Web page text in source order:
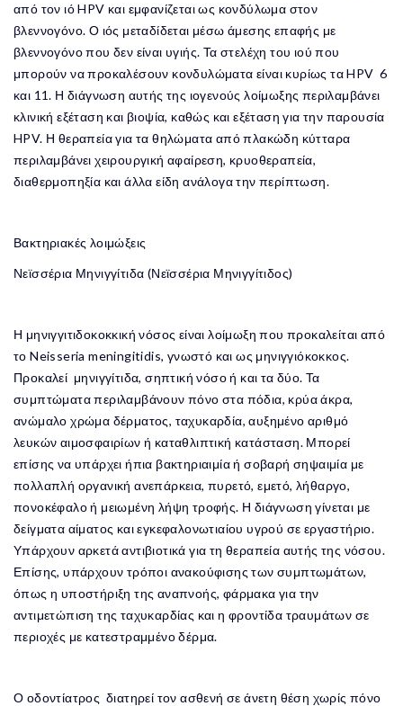
από τον ιό HPV και εμφανίζεται ως κονδύλωμα στον
βλεννογόνο. Ο ιός μεταδίδεται μέσω άμεσης επαφής με
βλεννογόνο που δεν είναι υγιής. Τα στελέχη του ιού που
μπορούν να προκαλέσουν κονδυλώματα είναι κυρίως τα HPV 6
και 11. Η διάγνωση αυτής της ιογενούς λοίμωξης περιλαμβάνει
κλινική εξέταση και βιοψία, καθώς και εξέταση για την παρουσία
HPV. Η θεραπεία για τα θηλώματα από πλακώδη κύτταρα
περιλαμβάνει χειρουργική αφαίρεση, κρυοθεραπεία,
διαθερμοπηξία και άλλα είδη ανάλογα την περίπτωση.
Βακτηριακές λοιμώξεις
Νεϊσσέρια Μηνιγγίτιδα (Νεϊσσέρια Μηνιγγίτιδος)
Η μηνιγγιτιδοκοκκική νόσος είναι λοίμωξη που προκαλείται από
το Neisseria meningitidis, γνωστό και ως μηνιγγιόκοκκος.
Προκαλεί μηνιγγίτιδα, σηπτική νόσο ή και τα δύο. Τα
συμπτώματα περιλαμβάνουν πόνο στα πόδια, κρύα άκρα,
ανώμαλο χρώμα δέρματος, ταχυκαρδία, αυξημένο αριθμό
λευκών αιμοσφαιρίων ή καταθλιπτική κατάσταση. Μπορεί
επίσης να υπάρχει ήπια βακτηριαιμία ή σοβαρή σηψαιμία με
πολλαπλή οργανική ανεπάρκεια, πυρετό, εμετό, λήθαργο,
πονοκέφαλο ή μειωμένη λήψη τροφής. Η διάγνωση γίνεται με
δείγματα αίματος και εγκεφαλονωτιαίου υγρού σε εργαστήριο.
Υπάρχουν αρκετά αντιβιοτικά για τη θεραπεία αυτής της νόσου.
Επίσης, υπάρχουν τρόποι ανακούφισης των συμπτωμάτων,
όπως η υποστήριξη της αναπνοής, φάρμακα για την
αντιμετώπιση της ταχυκαρδίας και η φροντίδα τραυμάτων σε
περιοχές με κατεστραμμένο δέρμα.
Ο οδοντίατρος διατηρεί τον ασθενή σε άνετη θέση χωρίς πόνο